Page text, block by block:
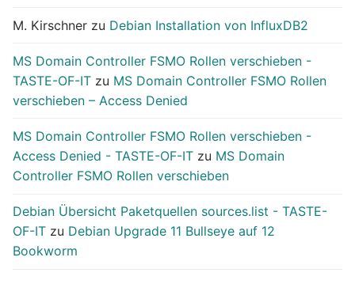
M. Kirschner zu Debian Installation von InfluxDB2
MS Domain Controller FSMO Rollen verschieben -
TASTE-OF-IT zu MS Domain Controller FSMO Rollen
verschieben – Access Denied
MS Domain Controller FSMO Rollen verschieben -
Access Denied - TASTE-OF-IT zu MS Domain
Controller FSMO Rollen verschieben
Debian Übersicht Paketquellen sources.list - TASTE-
OF-IT zu Debian Upgrade 11 Bullseye auf 12
Bookworm